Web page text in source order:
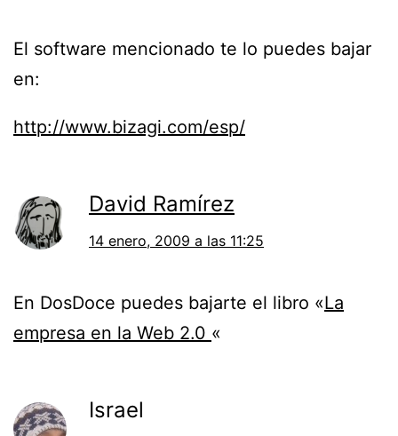
El software mencionado te lo puedes bajar
en:
http://www.bizagi.com/esp/
David Ramírez
14 enero, 2009 a las 11:25
En DosDoce puedes bajarte el libro «La
empresa en la Web 2.0 «
Israel